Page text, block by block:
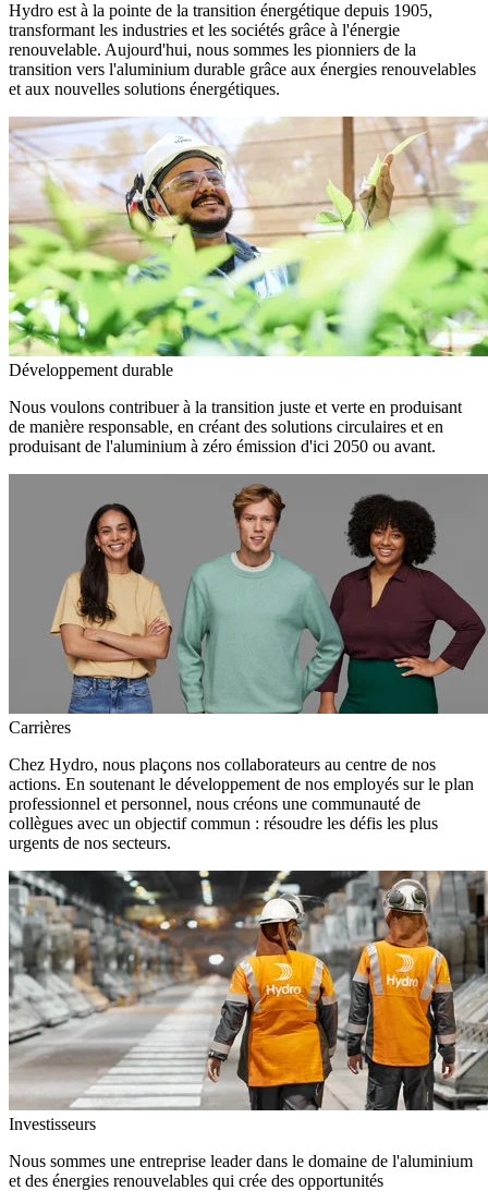
Hydro est à la pointe de la transition énergétique depuis 1905,
transformant les industries et les sociétés grâce à l'énergie
renouvelable. Aujourd'hui, nous sommes les pionniers de la
transition vers l'aluminium durable grâce aux énergies renouvelables
et aux nouvelles solutions énergétiques.
Développement durable
Nous voulons contribuer à la transition juste et verte en produisant
de manière responsable, en créant des solutions circulaires et en
produisant de l'aluminium à zéro émission d'ici 2050 ou avant.
Carrières
Chez Hydro, nous plaçons nos collaborateurs au centre de nos
actions. En soutenant le développement de nos employés sur le plan
professionnel et personnel, nous créons une communauté de
collègues avec un objectif commun : résoudre les défis les plus
urgents de nos secteurs.
Investisseurs
Nous sommes une entreprise leader dans le domaine de l'aluminium
et des énergies renouvelables qui crée des opportunités